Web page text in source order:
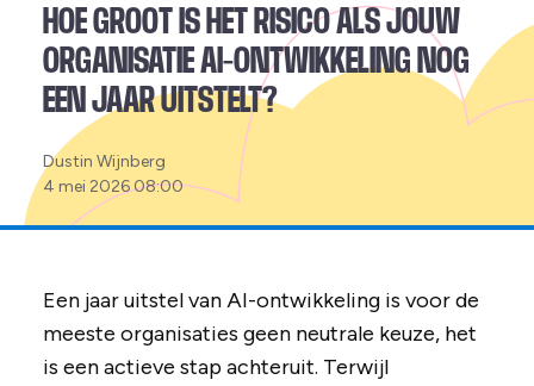
HOE GROOT IS HET RISICO ALS JOUW
ORGANISATIE AI-ONTWIKKELING NOG
EEN JAAR UITSTELT?
Posted
by:
Dustin Wijnberg
4 mei 2026 08:00
Een jaar uitstel van AI-ontwikkeling is voor de
meeste organisaties geen neutrale keuze, het
is een actieve stap achteruit. Terwijl